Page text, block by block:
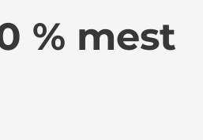
% mest